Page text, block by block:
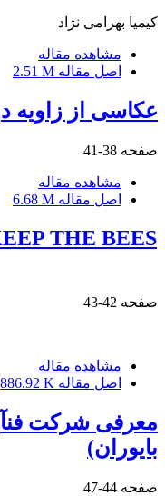
کیمیا بهرامی نژاد
مشاهده مقاله
اصل مقاله 2.51 M
عکاسی از زاویه
صفحه 38-41
مشاهده مقاله
اصل مقاله 6.68 M
THE BEES
صفحه 42-43
مشاهده مقاله
اصل مقاله 886.92 K
معرفی شرکت
بایوران)
صفحه 44-47